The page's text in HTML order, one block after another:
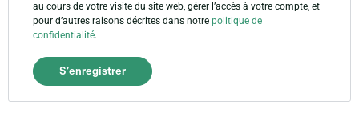
au cours de votre visite du site web, gérer l’accès à votre compte, et
pour d’autres raisons décrites dans notre politique de
confidentialité.
S’enregistrer